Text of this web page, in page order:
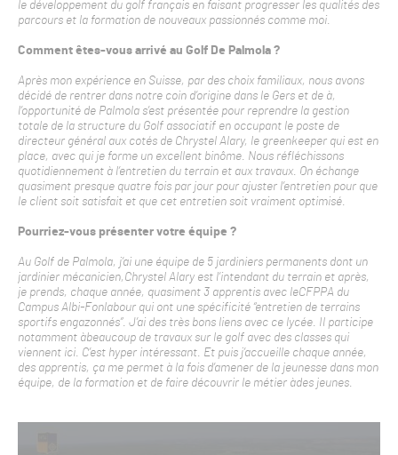
le développement du golf français en faisant progresser les qualités des
parcours et la formation de nouveaux passionnés comme moi.
Comment êtes-vous arrivé au Golf De Palmola ?
Après mon expérience en Suisse, par des choix familiaux, nous avons
décidé de rentrer dans notre coin d’origine dans le Gers et de à,
l’opportunité de Palmola s’est présentée pour reprendre la gestion
totale de la structure du Golf associatif en occupant le poste de
directeur général aux cotés de Chrystel Alary, le greenkeeper qui est en
place, avec qui je forme un excellent binôme. Nous réfléchissons
quotidiennement à l’entretien du terrain et aux travaux. On échange
quasiment presque quatre fois par jour pour ajuster l’entretien pour que
le client soit satisfait et que cet entretien soit vraiment optimisé.
Pourriez-vous présenter votre équipe ?
Au Golf de Palmola, j’ai une équipe de 5 jardiniers permanents dont un
jardinier mécanicien,Chrystel Alary est l’intendant du terrain et après,
je prends, chaque année, quasiment 3 apprentis avec leCFPPA du
Campus Albi-Fonlabour qui ont une spécificité “entretien de terrains
sportifs engazonnés”. J’ai des très bons liens avec ce lycée. Il participe
notamment àbeaucoup de travaux sur le golf avec des classes qui
viennent ici. C’est hyper intéressant. Et puis j’accueille chaque année,
des apprentis, ça me permet à la fois d’amener de la jeunesse dans mon
équipe, de la formation et de faire découvrir le métier àdes jeunes.